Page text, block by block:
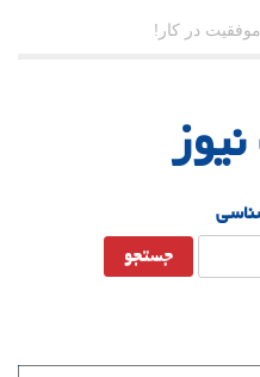
ولی شکست می‌خوریم؟